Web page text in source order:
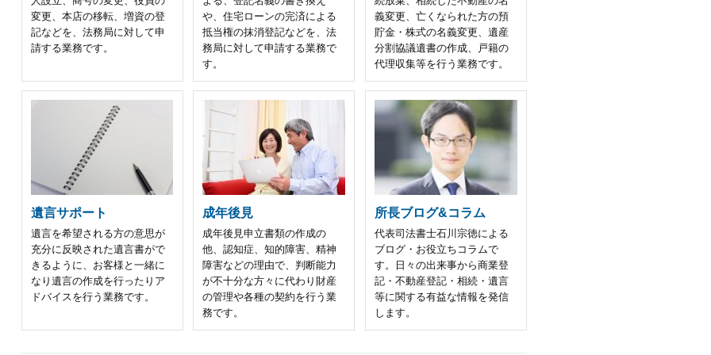
変更、本店の移転、増資の登
記などを、法務局に対して申
請する業務です。
や、住宅ローンの完済による
抵当権の抹消登記などを、法
務局に対して申請する業務で
す。
義変更、亡くなられた方の預
貯金・株式の名義変更、遺産
分割協議遺書の作成、戸籍の
代理収集等を行う業務です。
遺言サポート
遺言を希望される方の意思が
充分に反映された遺言書がで
きるように、お客様と一緒に
なり遺言の作成を行ったりア
ドバイスを行う業務です。
成年後見
成年後見申立書類の作成の
他、認知症、知的障害、精神
障害などの理由で、判断能力
が不十分な方々に代わり財産
の管理や各種の契約を行う業
務です。
所長ブログ&コラム
代表司法書士石川宗徳による
ブログ・お役立ちコラムで
す。日々の出来事から商業登
記・不動産登記・相続・遺言
等に関する有益な情報を発信
します。